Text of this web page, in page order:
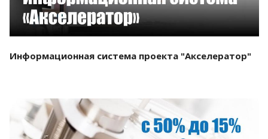
Информационная система проекта "Акселератор"